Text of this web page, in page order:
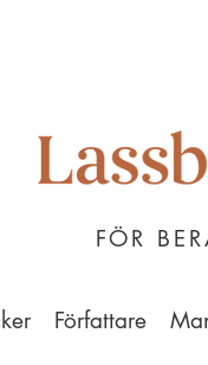
FÖR
Författare